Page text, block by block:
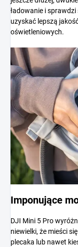
ładowanie i
uzyskać lepszą
oświetleniowych.
Imponujące
DJI Mini 5 Pro
niewielki, że mieści
plecaka lub nawet